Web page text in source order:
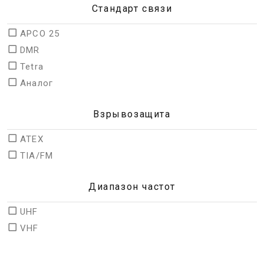
Стандарт связи
APCO 25
DMR
Tetra
Аналог
Взрывозащита
ATEX
TIA/FM
Диапазон частот
UHF
VHF